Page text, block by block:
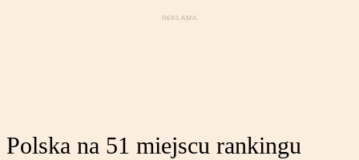
Polska na 51 miejscu rankingu